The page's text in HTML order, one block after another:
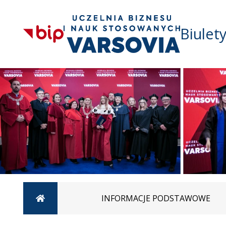
Strona główna INFORMACJE PODSTAWOWE